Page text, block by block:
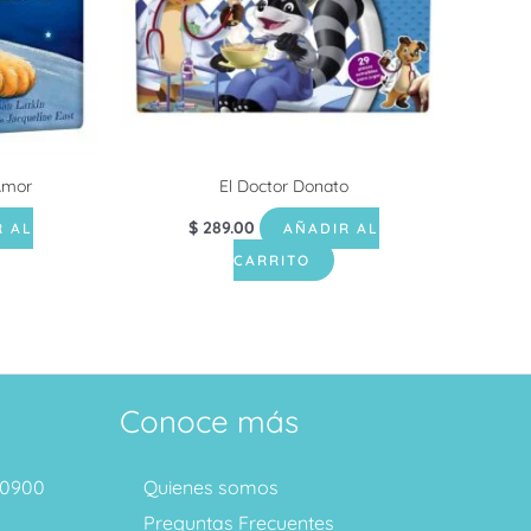
AL
El Doctor Donato
$ 289.00
AÑADIR AL
CARRITO
Conoce más
Quienes somos
Preguntas Frecuentes